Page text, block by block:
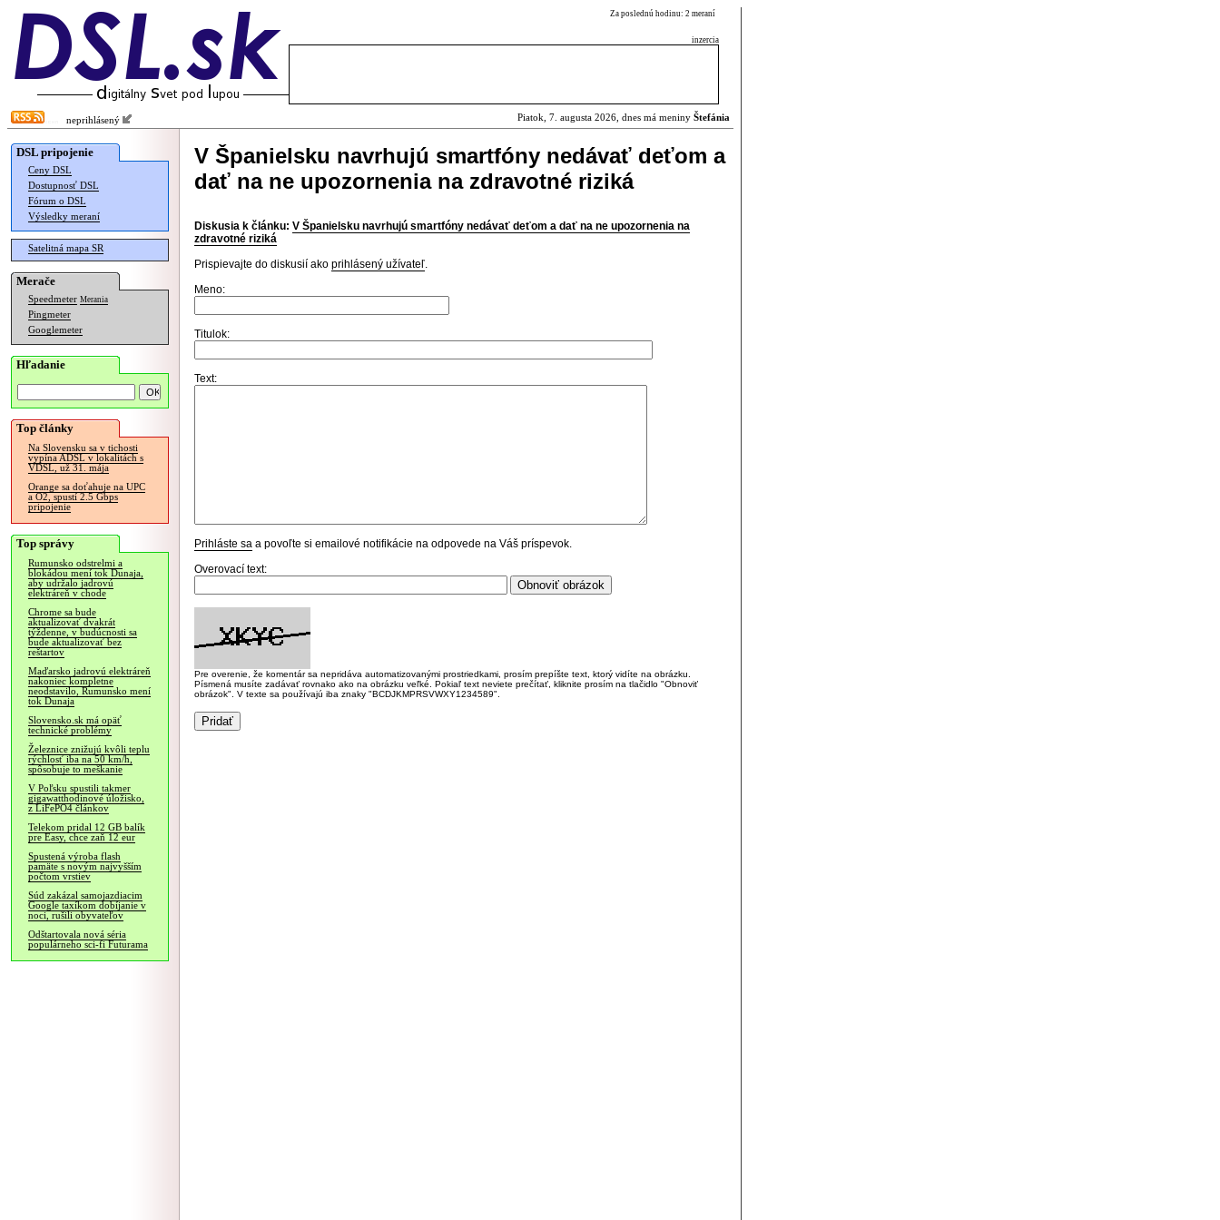
Za poslednú hodinu: 2 meraní
inzercia
neprihlásený Piatok, 7. augusta 2026, dnes má meniny Štefánia
DSL pripojenie
Ceny DSL
Dostupnosť DSL
Fórum o DSL
Výsledky meraní
Satelitná mapa SR
Merače
Speedmeter Merania
Pingmeter
Googlemeter
Hľadanie
Top články
Na Slovensku sa v tichosti
vypína ADSL v lokalitách s
VDSL, už 31. mája
Orange sa doťahuje na UPC
a O2, spustí 2.5 Gbps
pripojenie
Top správy
Rumunsko odstrelmi a
blokádou mení tok Dunaja,
aby udržalo jadrovú
elektráreň v chode
Chrome sa bude
aktualizovať dvakrát
týždenne, v budúcnosti sa
bude aktualizovať bez
reštartov
Maďarsko jadrovú elektráreň
nakoniec kompletne
neodstavilo, Rumunsko mení
tok Dunaja
Slovensko.sk má opäť
technické problémy
Železnice znižujú kvôli teplu
rýchlosť iba na 50 km/h,
spôsobuje to meškanie
V Poľsku spustili takmer
gigawatthodinové úložisko,
z LiFePO4 článkov
Telekom pridal 12 GB balík
pre Easy, chce zaň 12 eur
Spustená výroba flash
pamäte s novým najvyšším
počtom vrstiev
Súd zakázal samojazdiacim
Google taxíkom dobíjanie v
noci, rušili obyvateľov
Odštartovala nová séria
populárneho sci-fi Futurama
V Španielsku navrhujú smartfóny nedávať deťom a
dať na ne upozornenia na zdravotné riziká
Diskusia k článku: V Španielsku navrhujú smartfóny nedávať deťom a dať na ne upozornenia na
zdravotné riziká
Prispievajte do diskusií ako prihlásený užívateľ.
Meno:
Titulok:
Text:
Prihláste sa a povoľte si emailové notifikácie na odpovede na Váš príspevok.
Overovací text:
Pre overenie, že komentár sa nepridáva automatizovanými prostriedkami, prosím prepíšte text, ktorý vidíte na obrázku.
Písmená musíte zadávať rovnako ako na obrázku veľké. Pokiaľ text neviete prečítať, kliknite prosím na tlačidlo "Obnoviť
obrázok". V texte sa používajú iba znaky "BCDJKMPRSVWXY1234589".